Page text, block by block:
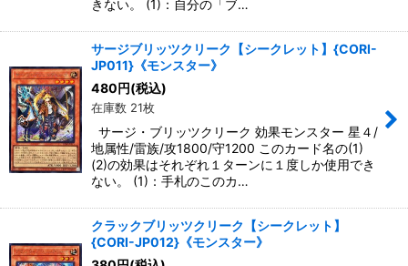
きない。 (1)：自分の「ブ…
サージブリッツクリーク【シークレット】{CORI-
JP011}《モンスター》
480円(税込)
在庫数 21枚
サージ・ブリッツクリーク 効果モンスター 星４/
地属性/雷族/攻1800/守1200 このカード名の(1)
(2)の効果はそれぞれ１ターンに１度しか使用でき
ない。 (1)：手札のこのカ…
クラックブリッツクリーク【シークレット】
{CORI-JP012}《モンスター》